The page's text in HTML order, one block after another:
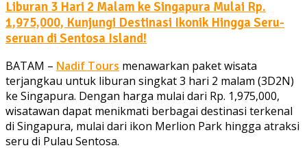
Liburan 3 Hari 2 Malam ke Singapura Mulai Rp.
1,975,000, Kunjungi Destinasi Ikonik Hingga Seru-
seruan di Sentosa Island!
BATAM – Nadif Tours menawarkan paket wisata
terjangkau untuk liburan singkat 3 hari 2 malam (3D2N)
ke Singapura. Dengan harga mulai dari Rp. 1,975,000,
wisatawan dapat menikmati berbagai destinasi terkenal
di Singapura, mulai dari ikon Merlion Park hingga atraksi
seru di Pulau Sentosa.